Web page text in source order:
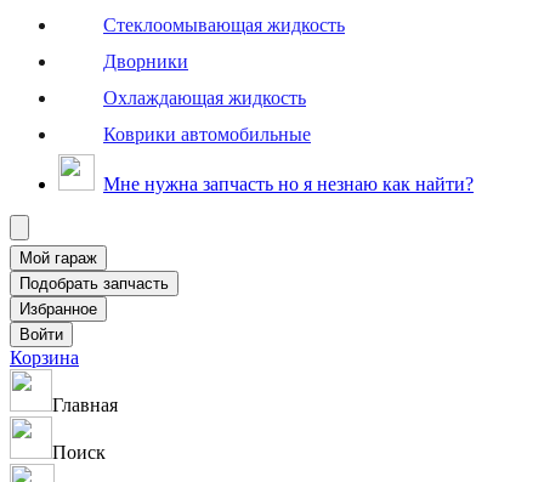
Стеклоомывающая жидкость
Дворники
Охлаждающая жидкость
Коврики автомобильные
Мне нужна запчасть но я незнаю как найти?
Корзина
Главная
Поиск